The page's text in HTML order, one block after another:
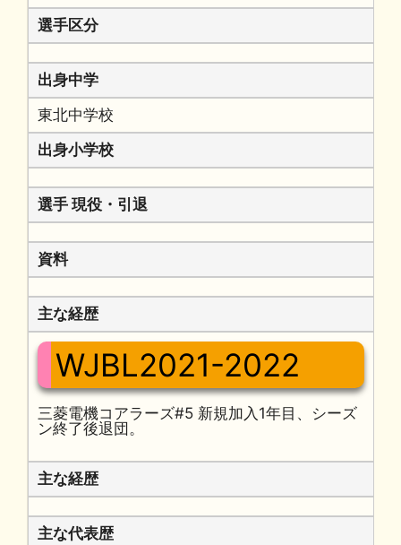
選手区分
出身中学
東北中学校
出身小学校
選手 現役・引退
資料
主な経歴
WJBL2021-2022
三菱電機コアラーズ#5 新規加入1年目、シーズ
ン終了後退団。
主な経歴
主な代表歴